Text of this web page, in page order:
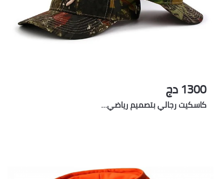
1300 دج
كاسكيت رجالي بتصميم رياضي…